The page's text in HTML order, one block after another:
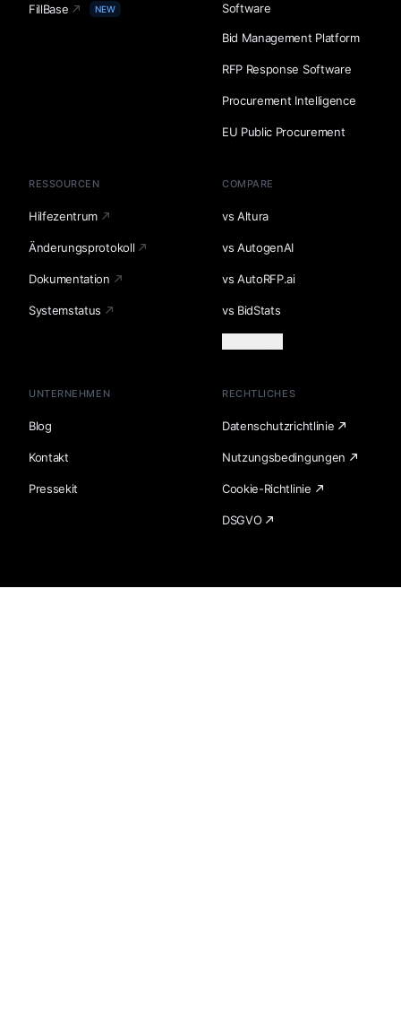
FillBase NEW
Software
Bid Management Platform
RFP Response Software
Procurement Intelligence
EU Public Procurement
RESSOURCEN
Hilfezentrum
Änderungsprotokoll
Dokumentation
Systemstatus
COMPARE
vs Altura
vs AutogenAI
vs AutoRFP.ai
vs BidStats
UNTERNEHMEN
Blog
Kontakt
Pressekit
RECHTLICHES
Datenschutzrichtlinie
Nutzungsbedingungen
Cookie-Richtlinie
DSGVO